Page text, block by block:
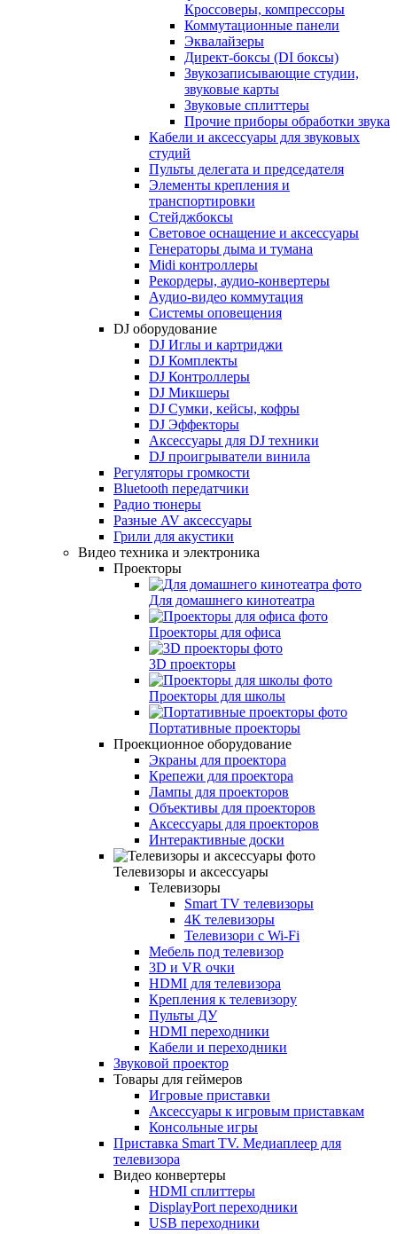
Кроссоверы, компрессоры
Коммутационные панели
Эквалайзеры
Директ-боксы (DI боксы)
Звукозаписывающие студии,
звуковые карты
Звуковые сплиттеры
Прочие приборы обработки звука
Кабели и аксессуары для звуковых
студий
Пульты делегата и председателя
Элементы крепления и
транспортировки
Стейджбоксы
Световое оснащение и аксессуары
Генераторы дыма и тумана
Midi контроллеры
Рекордеры, аудио-конвертеры
Аудио-видео коммутация
Системы оповещения
DJ оборудование
DJ Иглы и картриджи
DJ Комплекты
DJ Контроллеры
DJ Микшеры
DJ Сумки, кейсы, кофры
DJ Эффекторы
Аксессуары для DJ техники
DJ проигрыватели винила
Регуляторы громкости
Bluetooth передатчики
Радио тюнеры
Разные AV аксессуары
Грили для акустики
Видео техника и электроника
Проекторы
Для домашнего кинотеатра
Проекторы для офиса
3D проекторы
Проекторы для школы
Портативные проекторы
Проекционное оборудование
Экраны для проектора
Крепежи для проектора
Лампы для проекторов
Объективы для проекторов
Аксессуары для проекторов
Интерактивные доски
Телевизоры и аксессуары
Телевизоры
Smart TV телевизоры
4К телевизоры
Телевизори с Wi-Fi
Мебель под телевизор
3D и VR очки
HDMI для телевизора
Крепления к телевизору
Пульты ДУ
HDMI переходники
Кабели и переходники
Звуковой проектор
Товары для геймеров
Игровые приставки
Аксессуары к игровым приставкам
Консольные игры
Приставка Smart TV. Медиаплеер для
телевизора
Видео конвертеры
HDMI сплиттеры
DisplayPort переходники
USB переходники